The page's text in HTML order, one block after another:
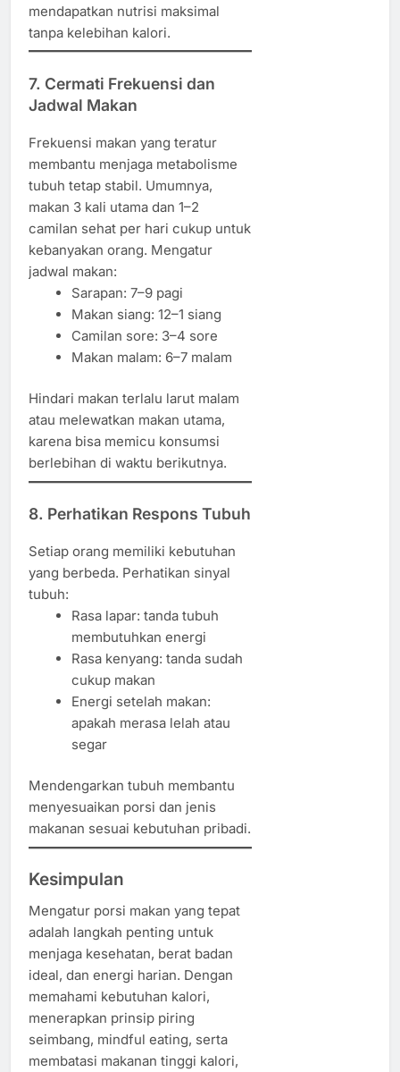
mendapatkan nutrisi maksimal
tanpa kelebihan kalori.
7. Cermati Frekuensi dan
Jadwal Makan
Frekuensi makan yang teratur
membantu menjaga metabolisme
tubuh tetap stabil. Umumnya,
makan 3 kali utama dan 1–2
camilan sehat per hari cukup untuk
kebanyakan orang. Mengatur
jadwal makan:
Sarapan: 7–9 pagi
Makan siang: 12–1 siang
Camilan sore: 3–4 sore
Makan malam: 6–7 malam
Hindari makan terlalu larut malam
atau melewatkan makan utama,
karena bisa memicu konsumsi
berlebihan di waktu berikutnya.
8. Perhatikan Respons Tubuh
Setiap orang memiliki kebutuhan
yang berbeda. Perhatikan sinyal
tubuh:
Rasa lapar: tanda tubuh
membutuhkan energi
Rasa kenyang: tanda sudah
cukup makan
Energi setelah makan:
apakah merasa lelah atau
segar
Mendengarkan tubuh membantu
menyesuaikan porsi dan jenis
makanan sesuai kebutuhan pribadi.
Kesimpulan
Mengatur porsi makan yang tepat
adalah langkah penting untuk
menjaga kesehatan, berat badan
ideal, dan energi harian. Dengan
memahami kebutuhan kalori,
menerapkan prinsip piring
seimbang, mindful eating, serta
membatasi makanan tinggi kalori,